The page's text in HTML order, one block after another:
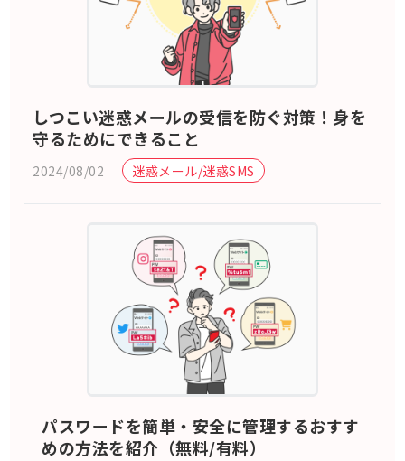
しつこい迷惑メールの受信を防ぐ対策！身を
守るためにできること
2024/08/02 迷惑メール/迷惑SMS
パスワードを簡単・安全に管理するおすす
めの方法を紹介（無料/有料）